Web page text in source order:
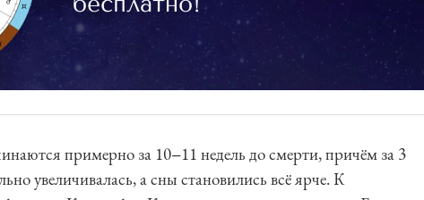
примерно за 10−11 недель до смерти, причём за 3
увеличивалась, а сны становились всё ярче. К